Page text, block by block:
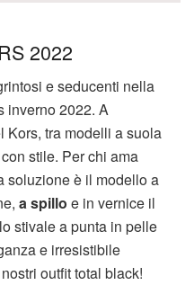
2022
e seducenti nella
inverno 2022. A
tra modelli a suola
stile. Per chi ama
soluzione è il modello a
a spillo e in vernice il
stivale a punta in pelle
e irresistibile
outfit total black!